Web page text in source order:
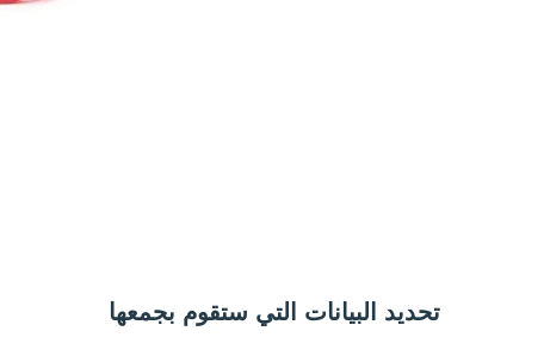
تحديد البيانات التي ستقوم بجمعها